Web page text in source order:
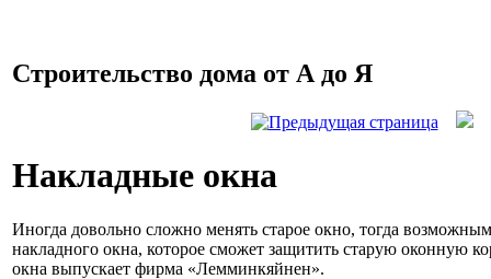
Строительство дома от А до Я
Накладные окна
Иногда довольно сложно менять старое окно, тогда
накладного окна, которое сможет защитить старую оконную
окна выпускает фирма «Лемминкяйнен».